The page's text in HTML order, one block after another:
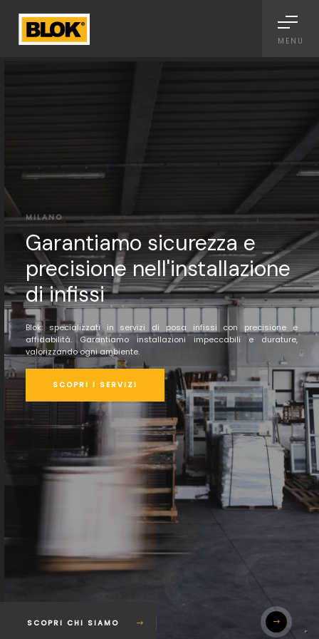
MENU
MILANO
Garantiamo sicurezza e
precisione nell'installazione
di infissi
Blok: specializzati in servizi di posa infissi con precisione e
affidabilità. Garantiamo installazioni impeccabili e durature,
valorizzando ogni ambiente.
SCOPRI I SERVIZI
SCOPRI CHI SIAMO
Informativa sulla raccolta